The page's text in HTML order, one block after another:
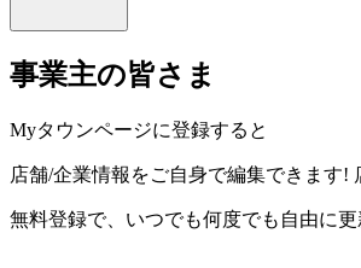
事業主の皆さま
Myタウンページに登録すると
店舗/企業情報をご自身で編集できます!
無料登録で、いつでも何度でも自由に